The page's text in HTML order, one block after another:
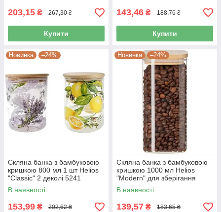
203,15 ₴ 267,30 ₴
Купити
143,46 ₴ 188,76 ₴
Купити
Новинка –24%
Скляна банка з бамбуковою
кришкою 800 мл 1 шт Helios
"Classic" 2 деколі 5241
В наявності
153,99 ₴ 202,62 ₴
Новинка –24%
Скляна банка з бамбуковою
кришкою 1000 мл Helios
"Modern" для зберігання
продуктів 5232
В наявності
139,57 ₴ 183,65 ₴